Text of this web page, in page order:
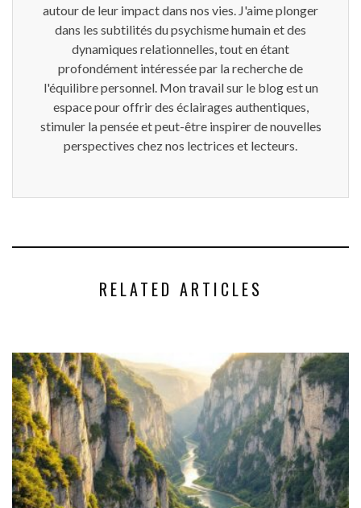
autour de leur impact dans nos vies. J'aime plonger
dans les subtilités du psychisme humain et des
dynamiques relationnelles, tout en étant
profondément intéressée par la recherche de
l'équilibre personnel. Mon travail sur le blog est un
espace pour offrir des éclairages authentiques,
stimuler la pensée et peut-être inspirer de nouvelles
perspectives chez nos lectrices et lecteurs.
RELATED ARTICLES